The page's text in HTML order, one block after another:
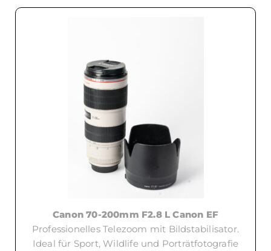
Canon 70-200mm F2.8 L Canon EF
Professionelles Telezoom mit Bildstabilisator.
Ideal für Sport, Wildlife und Porträtfotografie